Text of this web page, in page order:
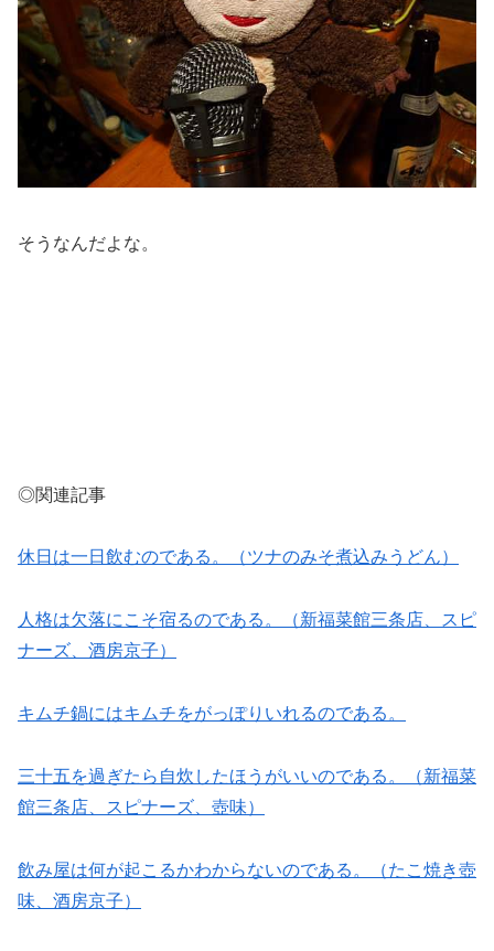
そうなんだよな。
◎関連記事
休日は一日飲むのである。（ツナのみそ煮込みうどん）
人格は欠落にこそ宿るのである。（新福菜館三条店、スピ
ナーズ、酒房京子）
キムチ鍋にはキムチをがっぽりいれるのである。
三十五を過ぎたら自炊したほうがいいのである。（新福菜
館三条店、スピナーズ、壺味）
飲み屋は何が起こるかわからないのである。（たこ焼き壺
味、酒房京子）